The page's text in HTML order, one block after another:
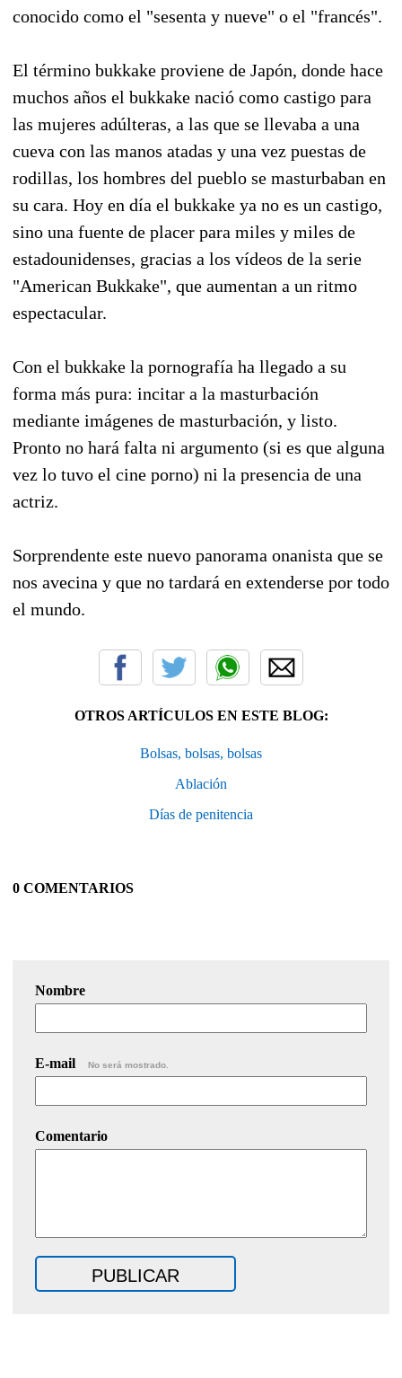
conocido como el "sesenta y nueve" o el "francés".
El término bukkake proviene de Japón, donde hace
muchos años el bukkake nació como castigo para
las mujeres adúlteras, a las que se llevaba a una
cueva con las manos atadas y una vez puestas de
rodillas, los hombres del pueblo se masturbaban en
su cara. Hoy en día el bukkake ya no es un castigo,
sino una fuente de placer para miles y miles de
estadounidenses, gracias a los vídeos de la serie
"American Bukkake", que aumentan a un ritmo
espectacular.
Con el bukkake la pornografía ha llegado a su
forma más pura: incitar a la masturbación
mediante imágenes de masturbación, y listo.
Pronto no hará falta ni argumento (si es que alguna
vez lo tuvo el cine porno) ni la presencia de una
actriz.
Sorprendente este nuevo panorama onanista que se
nos avecina y que no tardará en extenderse por todo
el mundo.
OTROS ARTÍCULOS EN ESTE BLOG:
Bolsas, bolsas, bolsas
Ablación
Días de penitencia
0 COMENTARIOS
Nombre
E-mail No será mostrado.
Comentario